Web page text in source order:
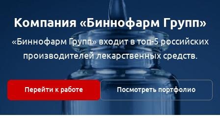
Компания «Биннофарм Групп»
«Биннофарм Групп» входит в топ-5 российских
производителей лекарственных средств.
Перейти к работе Посмотреть портфолио